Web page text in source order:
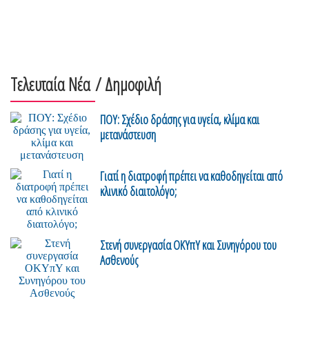
Τελευταία Νέα/ Δημοφιλή
ΠΟΥ: Σχέδιο δράσης για υγεία, κλίμα και
μετανάστευση
Γιατί η διατροφή πρέπει να καθοδηγείται από
κλινικό διαιτολόγο;
Στενή συνεργασία ΟΚΥπΥ και Συνηγόρου του
Ασθενούς